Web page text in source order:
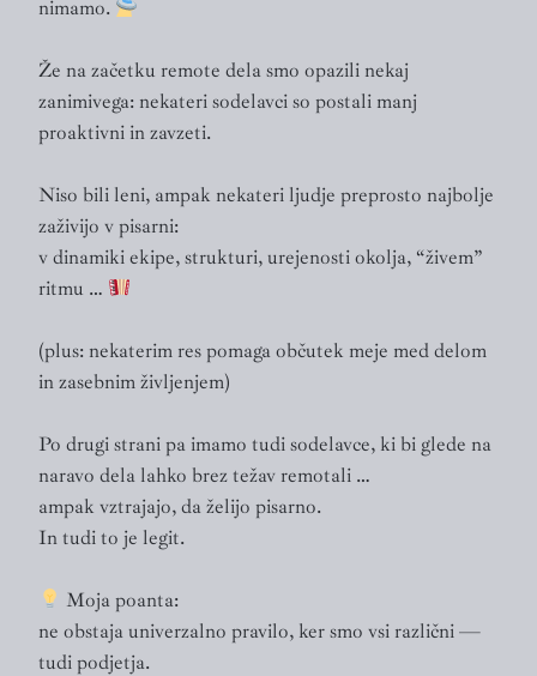
nimamo.
Že na začetku remote dela smo opazili nekaj
zanimivega: nekateri sodelavci so postali manj
proaktivni in zavzeti.
Niso bili leni, ampak nekateri ljudje preprosto najbolje
zaživijo v pisarni:
v dinamiki ekipe, strukturi, urejenosti okolja, “živem”
ritmu …
(plus: nekaterim res pomaga občutek meje med delom
in zasebnim življenjem)
Po drugi strani pa imamo tudi sodelavce, ki bi glede na
naravo dela lahko brez težav remotali …
ampak vztrajajo, da želijo pisarno.
In tudi to je legit.
Moja poanta:
ne obstaja univerzalno pravilo, ker smo vsi različni —
tudi podjetja.